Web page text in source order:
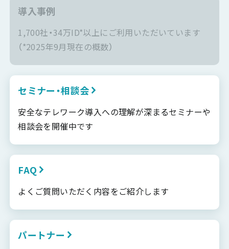
導入事例
1,700社・34万ID*以上にご利用いただいています
（*2025年9月現在の概数）
セミナー・相談会
安全なテレワーク導入への理解が深まるセミナーや
相談会を開催中です
FAQ
よくご質問いただく内容をご紹介します
パートナー